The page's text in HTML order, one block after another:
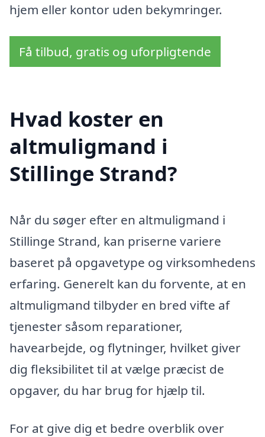
hjem eller kontor uden bekymringer.
Få tilbud, gratis og uforpligtende
Hvad koster en
altmuligmand i
Stillinge Strand?
Når du søger efter en altmuligmand i
Stillinge Strand, kan priserne variere
baseret på opgavetype og virksomhedens
erfaring. Generelt kan du forvente, at en
altmuligmand tilbyder en bred vifte af
tjenester såsom reparationer,
havearbejde, og flytninger, hvilket giver
dig fleksibilitet til at vælge præcist de
opgaver, du har brug for hjælp til.
For at give dig et bedre overblik over